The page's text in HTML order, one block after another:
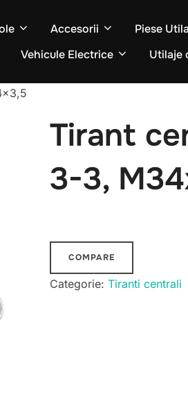
Accesorii Piese
Vehicule Electrice
Utilaje
Tirant
3-3,
COMPARE
Categorie: Tiranti centrali